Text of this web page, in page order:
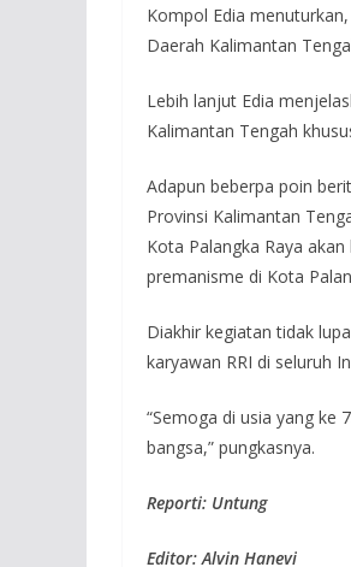
Kompol Edia
Daerah Kalimantan
Lebih lanjut Edia
Kalimantan Tengah
Adapun beberpa poin
Provinsi Kalimantan
Kota Palangka Raya
premanisme di Kota
Diakhir kegiatan tidak
karyawan RRI di seluruh
“Semoga di usia yang ke
bangsa,” pungkasnya.
Reporti: Untung
Editor: Alvin Hanevi